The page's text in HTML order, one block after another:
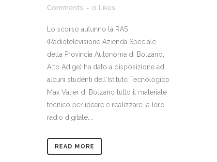
Comments
0 Likes
Lo scorso autunno la RAS
(Radiotelevisione Azienda Speciale
della Provincia Autonoma di Bolzano,
Alto Adige) ha dato a disposizione ad
alcuni studenti dell'Istituto Tecnologico
Max Valier di Bolzano tutto il materiale
tecnico per ideare e realizzare la loro
radio digitale....
READ MORE